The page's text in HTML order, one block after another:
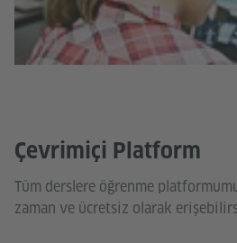
Çevrimiçi Platform
Tüm derslere öğrenme
zaman ve ücretsiz olarak